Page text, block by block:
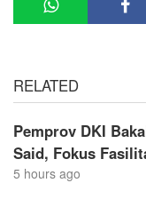
RELATED
Pemprov DKI
Said, Fokus
5 hours ago